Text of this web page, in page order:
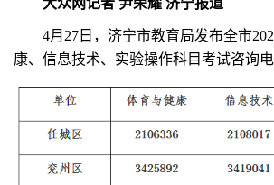
大众网记者 尹荣耀 济宁报道
4月27日，济宁市教育局发布全市
康、信息技术、实验操作科目考试咨询电